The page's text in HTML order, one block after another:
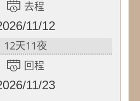
去程
11/12
12天11夜
回程
11/23